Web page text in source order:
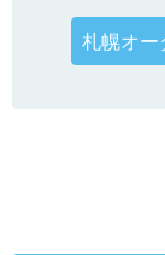
札幌オー